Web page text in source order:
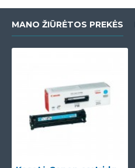
MANO ŽIŪRĖTOS PREKĖS